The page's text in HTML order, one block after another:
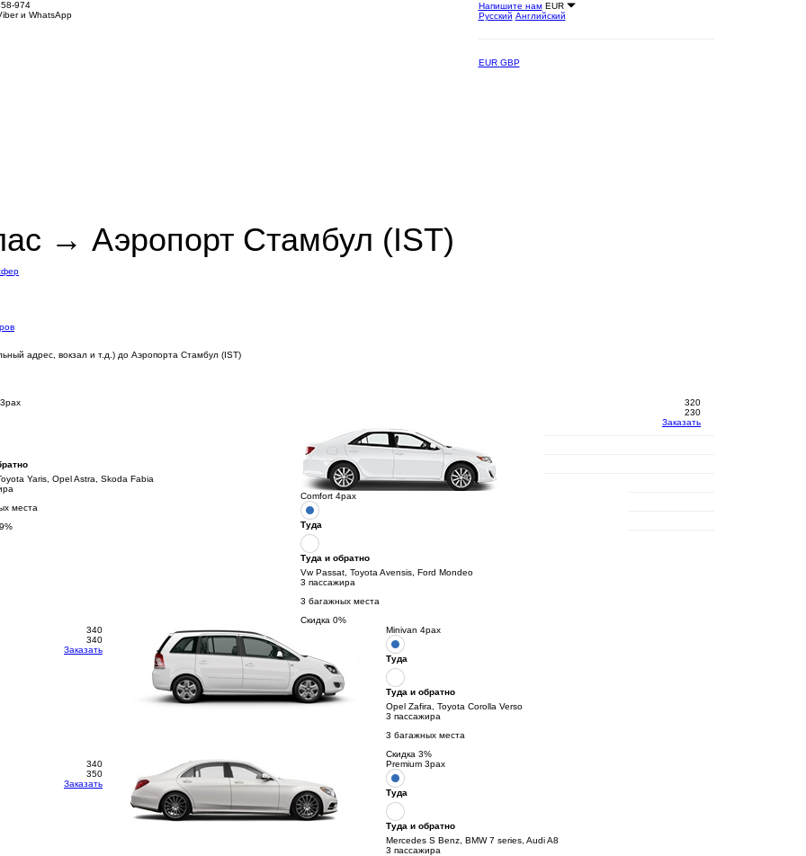
974
и WhatsApp
Напишите нам EUR
Русский Английский
EUR GBP
→ Аэропорт Стамбул (IST)
адрес, вокзал и т.д.) до Аэропорта Стамбул (IST)
Yaris, Opel Astra, Skoda Fabia
места
%
320
230
Заказать
Comfort 4pax
Туда
Туда и обратно
Vw Passat, Toyota Avensis, Ford Mondeo
3 пассажира
3 багажных места
Скидка 0%
340
340
Заказать
Minivan 4pax
Туда
Туда и обратно
Opel Zafira, Toyota Corolla Verso
3 пассажира
3 багажных места
Скидка 3%
340
350
Заказать
Premium 3pax
Туда
Туда и обратно
Mercedes S Benz, BMW 7 series, Audi A8
3 пассажира